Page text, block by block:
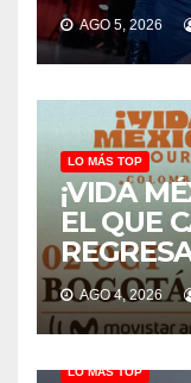
AGO 5, 2026
LO MÁS TOP
¡VIDA
EL QUE
AGO 4, 2026
LO MÁS TOP